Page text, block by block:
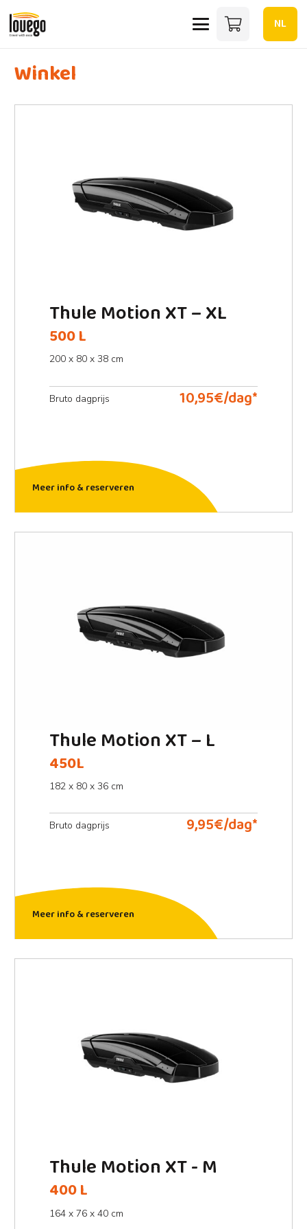
NL
Winkel
Thule Motion XT – XL
500 L
200 x 80 x 38 cm
Bruto dagprijs 10,95€/dag*
Meer info & reserveren
Thule Motion XT – L
450L
182 x 80 x 36 cm
Bruto dagprijs 9,95€/dag*
Meer info & reserveren
Thule Motion XT - M
400 L
164 x 76 x 40 cm